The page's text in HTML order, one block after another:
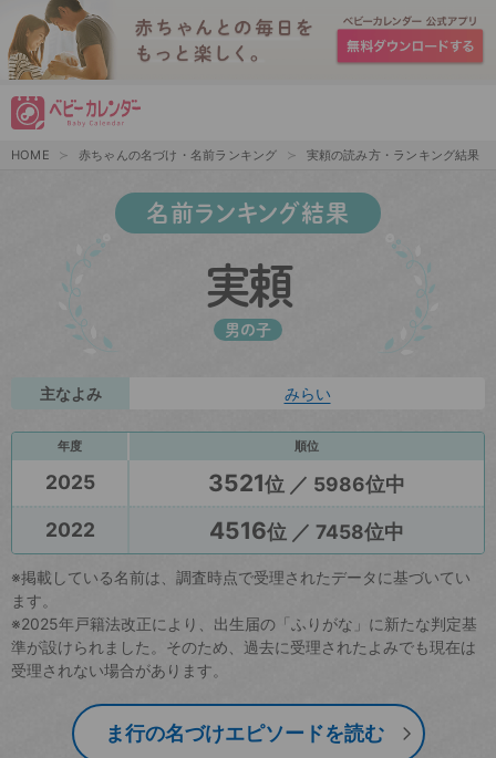
HOME 赤ちゃんの名づけ・名前ランキング 実頼の読み方・ランキング結果
名前ランキング結果
実頼
男の子
主なよみ みらい
年度 順位
2025 3521位 ／ 5986位中
2022
4516位 ／ 7458位中
※掲載している名前は、調査時点で受理されたデータに基づいてい
ます。
※2025年戸籍法改正により、出生届の「ふりがな」に新たな判定基
準が設けられました。そのため、過去に受理されたよみでも現在は
受理されない場合があります。
ま行の名づけエピソードを読む